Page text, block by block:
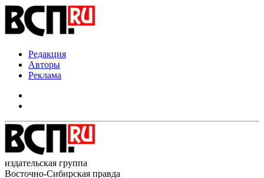
Редакция
Авторы
Реклама
издательская группа
Восточно-Сибирская правда